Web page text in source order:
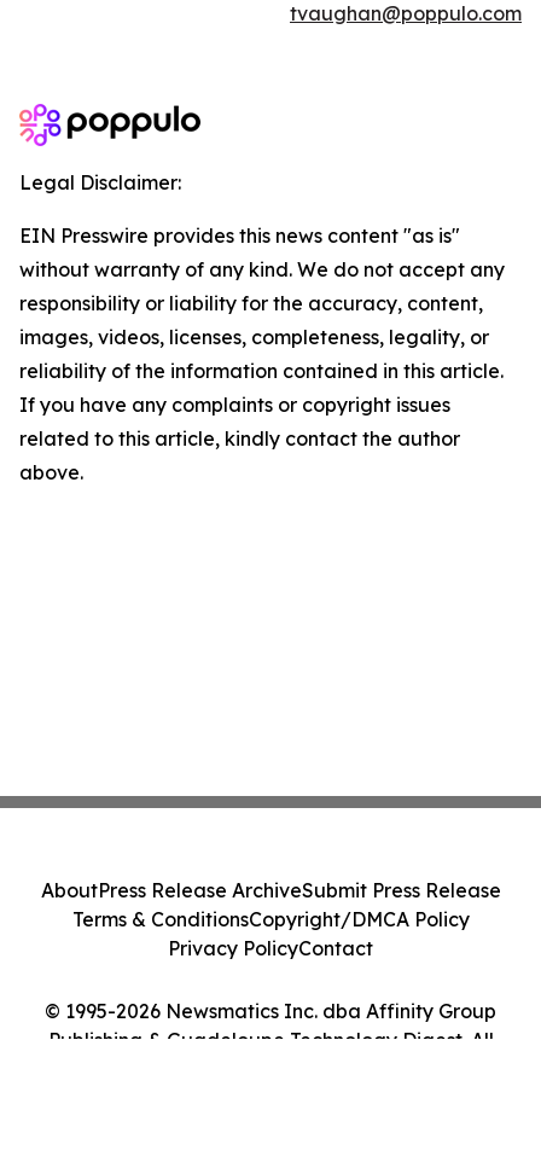
tvaughan@poppulo.com
Legal Disclaimer:
EIN Presswire provides this news content "as is"
without warranty of any kind. We do not accept any
responsibility or liability for the accuracy, content,
images, videos, licenses, completeness, legality, or
reliability of the information contained in this article.
If you have any complaints or copyright issues
related to this article, kindly contact the author
above.
© 1995-2026 Newsmatics Inc. dba Affinity Group
Publishing & Guadeloupe Technology Digest. All
AboutPress Release ArchiveSubmit Press Release
Terms & ConditionsCopyright/DMCA Policy
Privacy PolicyContact